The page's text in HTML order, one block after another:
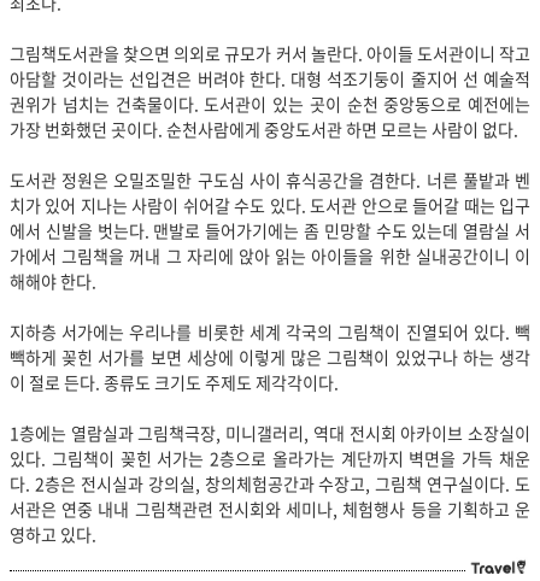
그림책도서관을 찾으면 의외로 규모가 커서 놀란다. 아이들 도서관이니 작고
아담할 것이라는 선입견은 버려야 한다. 대형 석조기둥이 줄지어 선 예술적
권위가 넘치는 건축물이다. 도서관이 있는 곳이 순천 중앙동으로 예전에는
가장 번화했던 곳이다. 순천사람에게 중앙도서관 하면 모르는 사람이 없다.
도서관 정원은 오밀조밀한 구도심 사이 휴식공간을 겸한다. 너른 풀밭과 벤
치가 있어 지나는 사람이 쉬어갈 수도 있다. 도서관 안으로 들어갈 때는 입구
에서 신발을 벗는다. 맨발로 들어가기에는 좀 민망할 수도 있는데 열람실 서
가에서 그림책을 꺼내 그 자리에 앉아 읽는 아이들을 위한 실내공간이니 이
해해야 한다.
지하층 서가에는 우리나를 비롯한 세계 각국의 그림책이 진열되어 있다. 빽
빽하게 꽂힌 서가를 보면 세상에 이렇게 많은 그림책이 있었구나 하는 생각
이 절로 든다. 종류도 크기도 주제도 제각각이다.
1층에는 열람실과 그림책극장, 미니갤러리, 역대 전시회 아카이브 소장실이
있다. 그림책이 꽂힌 서가는 2층으로 올라가는 계단까지 벽면을 가득 채운
다. 2층은 전시실과 강의실, 창의체험공간과 수장고, 그림책 연구실이다. 도
서관은 연중 내내 그림책관련 전시회와 세미나, 체험행사 등을 기획하고 운
영하고 있다.